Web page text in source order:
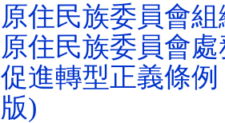
原住民族委員會組
原住民族委員會
促進轉型正義條例
版)